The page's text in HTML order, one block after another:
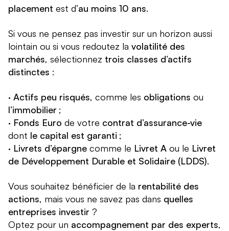
placement est d’au moins 10 ans.
Si vous ne pensez pas investir sur un horizon aussi
lointain ou si vous redoutez la volatilité des
marchés, sélectionnez trois classes d’actifs
distinctes :
· Actifs peu risqués, comme les obligations ou
l’immobilier ;
· Fonds Euro de votre contrat d’assurance-vie
dont le capital est garanti ;
· Livrets d’épargne comme le Livret A ou le Livret
de Développement Durable et Solidaire (LDDS).
Vous souhaitez bénéficier de la rentabilité des
actions, mais vous ne savez pas dans quelles
entreprises investir ?
Optez pour un accompagnement par des experts,